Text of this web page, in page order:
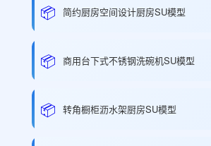
📦 简约厨房空间设计厨房SU模型
📦 商用台下式不锈钢洗碗机SU模型
📦 转角橱柜沥水架厨房SU模型